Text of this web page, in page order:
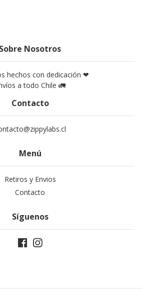
Sobre Nosotros
hechos con dedicación ❤
a todo Chile 🚛
Contacto
Menú
Retiros y Envios
Contacto
Síguenos